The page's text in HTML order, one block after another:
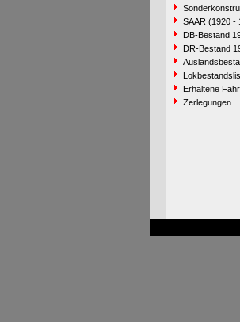
SAAR (1920 -
DB-Bestand
DR-Bestand
Erhaltene
Zerlegungen